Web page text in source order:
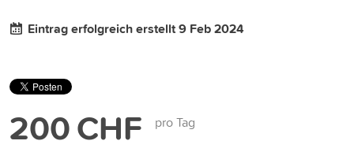
Eintrag erfolgreich erstellt 9 Feb 2024
200 CHF pro Tag